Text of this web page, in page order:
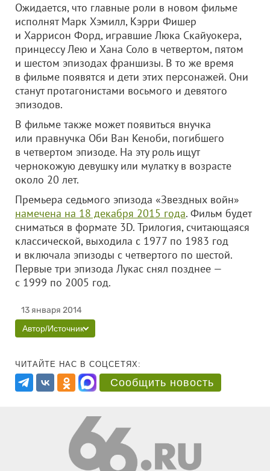
Ожидается, что главные роли в новом фильме
исполнят Марк Хэмилл, Кэрри Фишер
и Харрисон Форд, игравшие Люка Скайуокера,
принцессу Лею и Хана Соло в четвертом, пятом
и шестом эпизодах франшизы. В то же время
в фильме появятся и дети этих персонажей. Они
станут протагонистами восьмого и девятого
эпизодов.
В фильме также может появиться внучка
или правнучка Оби Ван Кеноби, погибшего
в четвертом эпизоде. На эту роль ищут
чернокожую девушку или мулатку в возрасте
около 20 лет.
Премьера седьмого эпизода «Звездных войн»
намечена на 18 декабря 2015 года. Фильм будет
сниматься в формате 3D. Трилогия, считающаяся
классической, выходила с 1977 по 1983 год
и включала эпизоды с четвертого по шестой.
Первые три эпизода Лукас снял позднее —
с 1999 по 2005 год.
13 января 2014
Автор/Источник
ЧИТАЙТЕ НАС В СОЦСЕТЯХ:
Сообщить новость